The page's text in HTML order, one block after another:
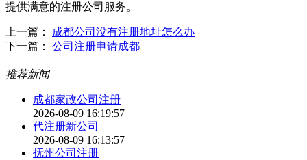
提供满意的注册公司服务。
上一篇：
成都公司没有注册地址怎么办
下一篇： 公司注册申请成都
推荐新闻
成都家政公司注册
2026-08-09 16:19:57
代注册新公司
2026-08-09 16:13:57
抚州公司注册